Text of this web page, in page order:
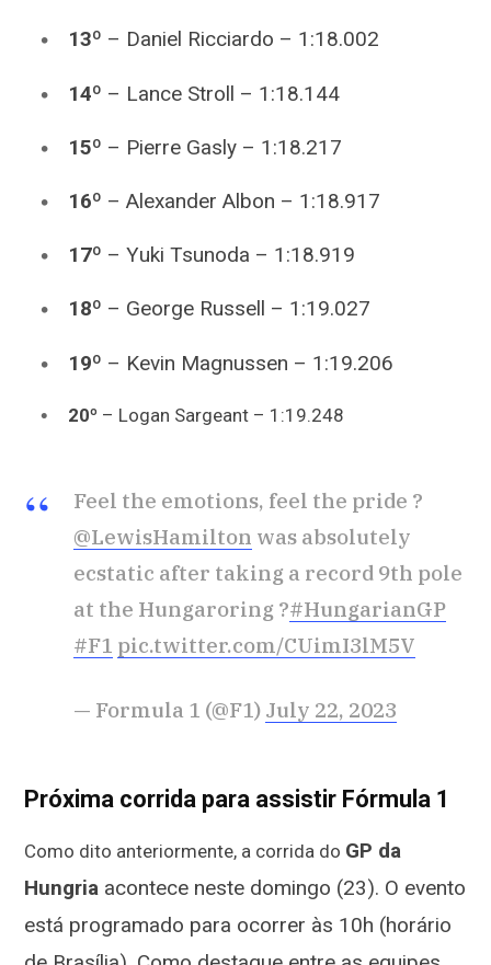
13º – Daniel Ricciardo – 1:18.002
14º – Lance Stroll – 1:18.144
15º – Pierre Gasly – 1:18.217
16º – Alexander Albon – 1:18.917
17º – Yuki Tsunoda – 1:18.919
18º – George Russell – 1:19.027
19º – Kevin Magnussen – 1:19.206
20º – Logan Sargeant – 1:19.248
Feel the emotions, feel the pride ?
@LewisHamilton was absolutely
ecstatic after taking a record 9th pole
at the Hungaroring ?#HungarianGP
#F1 pic.twitter.com/CUimI3lM5V
— Formula 1 (@F1) July 22, 2023
Próxima corrida para assistir Fórmula 1
Como dito anteriormente, a corrida do GP da
Hungria acontece neste domingo (23). O evento
está programado para ocorrer às 10h (horário